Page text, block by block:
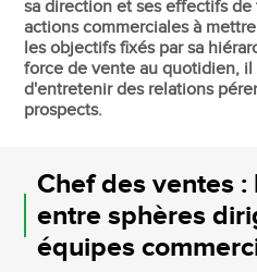
sa direction et ses effectifs
actions commerciales à
les objectifs fixés par sa
force de vente au quotidien,
d'entretenir des relations
prospects.
Chef des ventes
entre sphères
équipes